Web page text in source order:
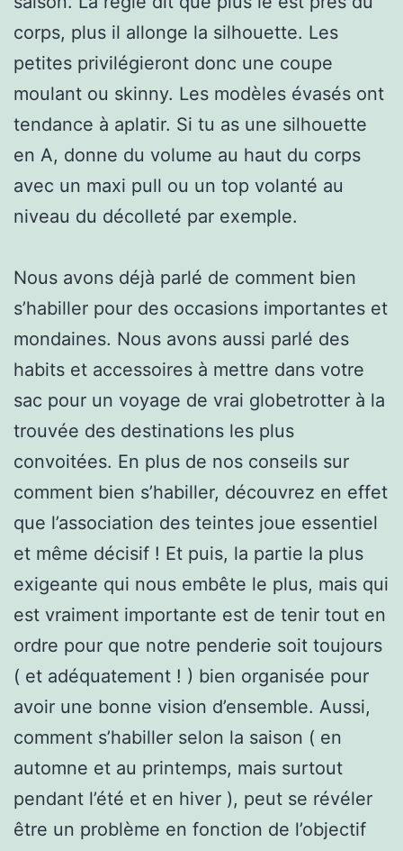
corps, plus il allonge la silhouette. Les
petites privilégieront donc une coupe
moulant ou skinny. Les modèles évasés ont
tendance à aplatir. Si tu as une silhouette
en A, donne du volume au haut du corps
avec un maxi pull ou un top volanté au
niveau du décolleté par exemple.
Nous avons déjà parlé de comment bien
s’habiller pour des occasions importantes et
mondaines. Nous avons aussi parlé des
habits et accessoires à mettre dans votre
sac pour un voyage de vrai globetrotter à la
trouvée des destinations les plus
convoitées. En plus de nos conseils sur
comment bien s’habiller, découvrez en effet
que l’association des teintes joue essentiel
et même décisif ! Et puis, la partie la plus
exigeante qui nous embête le plus, mais qui
est vraiment importante est de tenir tout en
ordre pour que notre penderie soit toujours
( et adéquatement ! ) bien organisée pour
avoir une bonne vision d’ensemble. Aussi,
comment s’habiller selon la saison ( en
automne et au printemps, mais surtout
pendant l’été et en hiver ), peut se révéler
être un problème en fonction de l’objectif